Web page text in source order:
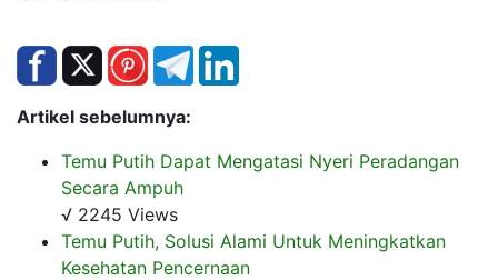
Artikel sebelumnya:
Temu Putih Dapat Mengatasi Nyeri Peradangan
Secara Ampuh
√ 2245 Views
Temu Putih, Solusi Alami Untuk Meningkatkan
Kesehatan Pencernaan